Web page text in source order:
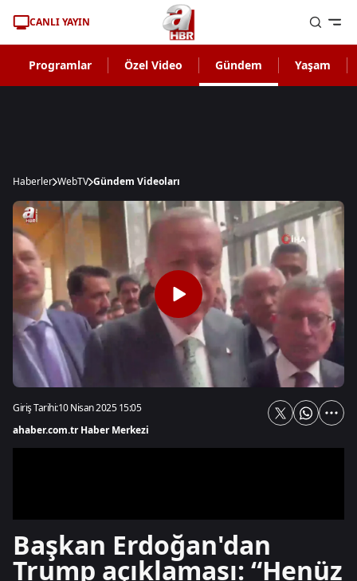
CANLI YAYIN
Programlar Özel Video Gündem Yaşam
Haberler WebTV Gündem Videoları
Giriş Tarihi:10 Nisan 2025 15:05
ahaber.com.tr Haber Merkezi
Başkan Erdoğan'dan
Trump açıklaması: “Henüz